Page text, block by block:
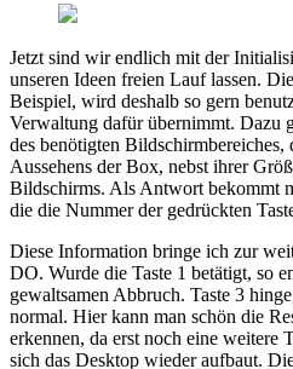
Jetzt sind wir endlich mit der
unseren Ideen freien Lauf lassen.
Beispiel, wird deshalb so gern
Verwaltung dafür übernimmt. Dazu
des benötigten Bildschirmbereiches,
Aussehens der Box, nebst ihrer
Bildschirms. Als Antwort bekommt
die die Nummer der gedrückten
Diese Information bringe ich zur
DO. Wurde die Taste 1 betätigt, so
gewaltsamen Abbruch. Taste 3
normal. Hier kann man schön die
erkennen, da erst noch eine weitere
sich das Desktop wieder aufbaut.